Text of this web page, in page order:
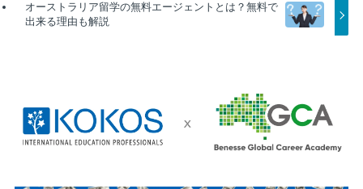
オーストラリア留学の無料エージェントとは？無料で
出来る理由も解説